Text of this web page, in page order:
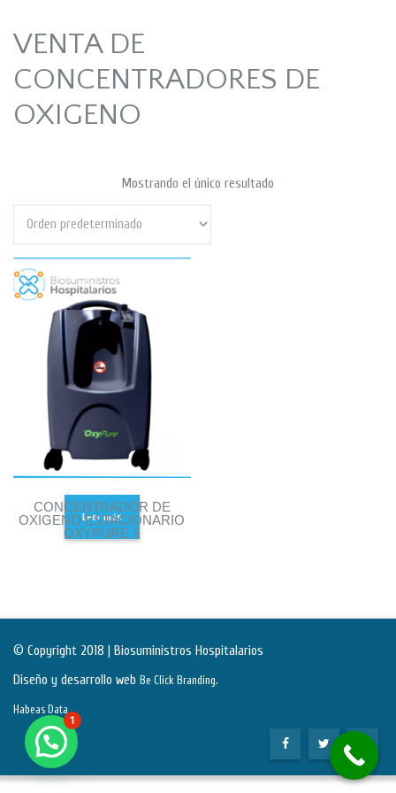
VENTA DE
CONCENTRADORES DE
OXIGENO
Mostrando el único resultado
CONCENTRADOR DE
OXIGENO ESTACIONARIO
OXYPURE 5
Leer más
© Copyright 2018 | Biosuministros Hospitalarios
Diseño y desarrollo web Be Click Branding.
Habeas Data
1